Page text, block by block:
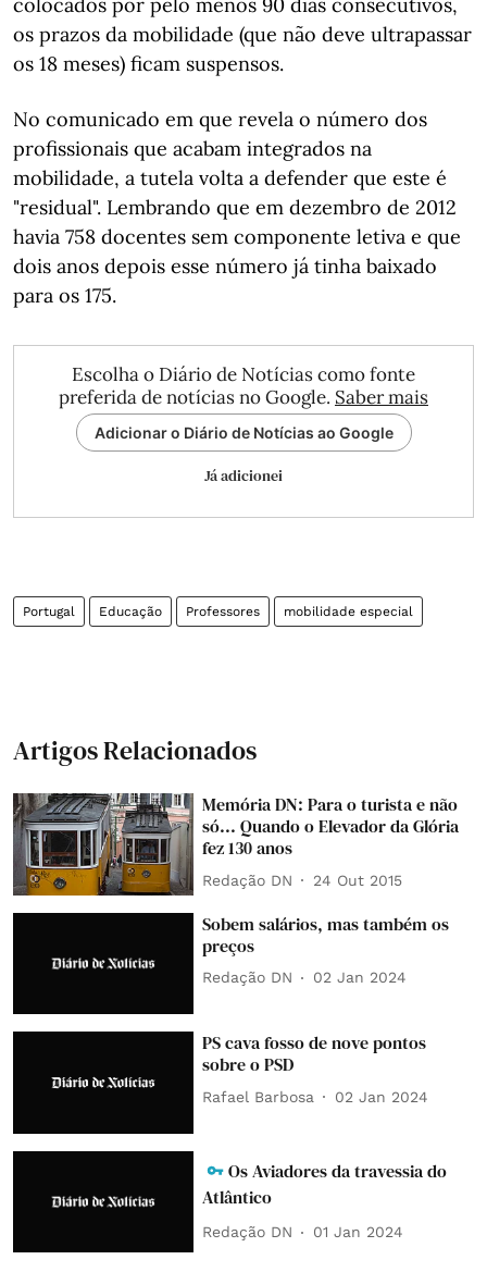
os prazos da mobilidade (que não deve ultrapassar
os 18 meses) ficam suspensos.
No comunicado em que revela o número dos
profissionais que acabam integrados na
mobilidade, a tutela volta a defender que este é
"residual". Lembrando que em dezembro de 2012
havia 758 docentes sem componente letiva e que
dois anos depois esse número já tinha baixado
para os 175.
Escolha o Diário de Notícias como fonte
preferida de notícias no Google. Saber mais
Adicionar o Diário de Notícias ao Google
Já adicionei
Portugal Educação Professores mobilidade especial
Artigos Relacionados
Memória DN: Para o turista e não
só... Quando o Elevador da Glória
fez 130 anos
Redação DN 24 Out 2015
Sobem salários, mas também os
preços
Redação DN 02 Jan 2024
PS cava fosso de nove pontos
sobre o PSD
Rafael Barbosa 02 Jan 2024
Os Aviadores da travessia do
Atlântico
Redação DN 01 Jan 2024